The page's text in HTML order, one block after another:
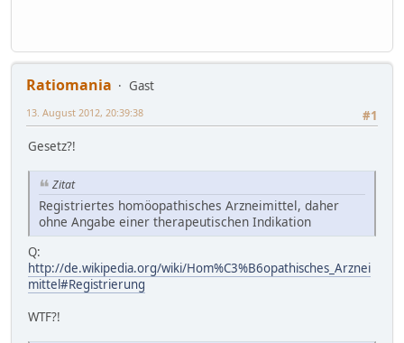
Ratiomania
Gast
#1
13. August 2012, 20:39:38
Gesetz?!
Zitat
Registriertes homöopathisches Arzneimittel, daher
ohne Angabe einer therapeutischen Indikation
Q:
http://de.wikipedia.org/wiki/Hom%C3%B6opathisches_Arznei
mittel#Registrierung
WTF?!